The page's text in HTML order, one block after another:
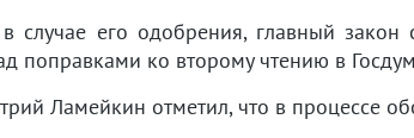
случае его одобрения, главный закон
поправками ко второму чтению в
Ламейкин отметил, что в процессе